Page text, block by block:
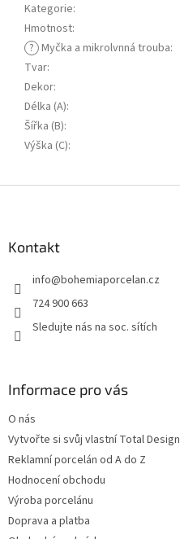
Kategorie:
Hmotnost:
? Myčka a mikrolvnná trouba:
Tvar:
Dekor:
Délka (A):
Šířka (B):
Výška (C):
Kontakt
info@bohemiaporcelan.cz
724 900 663
Sledujte nás na soc. sítích
Informace pro vás
O nás
Vytvořte si svůj vlastní Total Design
Reklamní porcelán od A do Z
Hodnocení obchodu
Výroba porcelánu
Doprava a platba